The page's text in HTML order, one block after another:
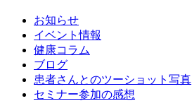
お知らせ
イベント情報
健康コラム
ブログ
患者さんとのツーショット写真
セミナー参加の感想